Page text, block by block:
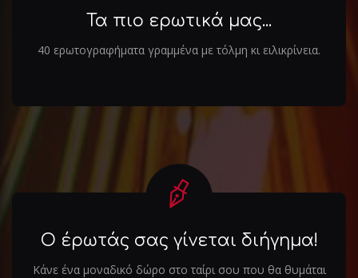
Τα πιο ερωτικά μας...
40 ερωτογραφήματα γραμμένα με τόλμη κι ειλικρίνεια.
Ο έρωτάς σας γίνεται διήγημα!
Κάνε ένα μοναδικό δώρο στο ταίρι σου που θα θυμάται